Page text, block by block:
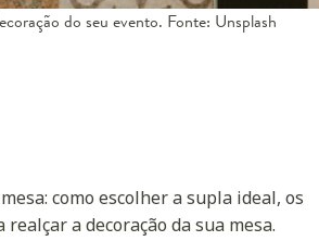
do seu evento. Fonte: Unsplash
como escolher a supla ideal, os
a decoração da sua mesa.